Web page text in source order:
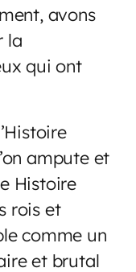
avons
la
qui ont
ampute et
Histoire
rois et
comme un
et brutal